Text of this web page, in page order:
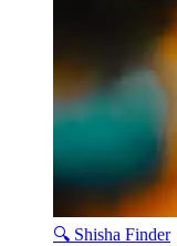
🔍 Shisha Finder